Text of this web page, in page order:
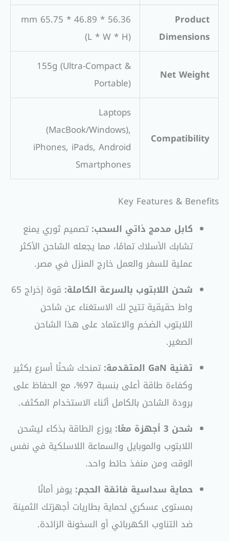
Product
Dimensions
56.36 * 46.89 * 65.75 mm
(L * W * H)
Net Weight
155g (Ultra-Compact &
Portable)
Compatibility
Laptops
(MacBook/Windows),
iPhones, iPads, Android
Smartphones
Key Features & Benefits
كابل مدمج ذاتي السحب:تصميم ثوري يمنع
تشابك الأسلاك تمامًا، مما يجعله الشاحن الأكثر
عملية للسفر والعمل خارج المنزل في مصر.
شحن اللابتوب بالسرعة الكاملة:
قوة إخراج 65
واط حقيقية تتيح لك الاستغناء عن شاحن
اللابتوب الضخم والاعتماد على هذا الشاحن
الصغير.
تقنية GaN المتقدمة:
تمنحك شحنًا أسرع بكثير
وكفاءة طاقة أعلى بنسبة 97%، مع الحفاظ على
برودة الشاحن بالكامل أثناء الاستخدام المكثف.
شحن 3 أجهزة معًا:
يوزع الطاقة بذكاء ليشحن
اللابتوب والموبايل والسماعة اللاسلكية في نفس
الوقت ومن منفذ حائط واحد.
حماية سداسية فائقة الحجم: يوفر أمانًا
بمستوى عسكري لحماية بطاريات أجهزتك الثمينة
ضد التناوب الكهربائي أو السخونة الزائدة.